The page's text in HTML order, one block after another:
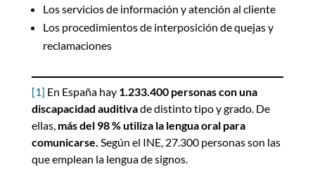
Los servicios de información y atención al cliente
Los procedimientos de interposición de quejas y
reclamaciones
[1] En España hay 1.233.400 personas con una
discapacidad auditivade distinto tipo y grado. De
ellas, más del 98 %utiliza la lengua oral para
comunicarse. Según el INE, 27.300 personas son las
que emplean la lengua de signos.